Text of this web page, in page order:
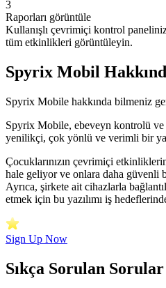
3
Raporları görüntüle
Kullanışlı çevrimiçi kontrol
tüm etkinlikleri görüntüleyin.
Spyrix Mobil
Spyrix Mobile hakkında bilmeniz
Spyrix Mobile, ebeveyn kontrolü ve
yenilikçi, çok yönlü ve verimli bir
Çocuklarınızın çevrimiçi
hale geliyor ve onlara daha güvenli
Ayrıca, şirkete ait cihazlarla
etmek için bu yazılımı iş
Sign Up Now
Sıkça Sorulan Sorular